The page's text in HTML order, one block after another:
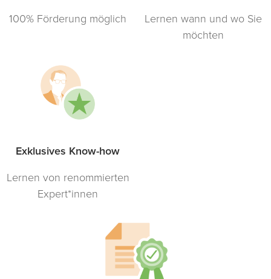
100% Förderung möglich
Lernen wann und wo Sie
möchten
Exklusives Know-how
Lernen von renommierten
Expert*innen